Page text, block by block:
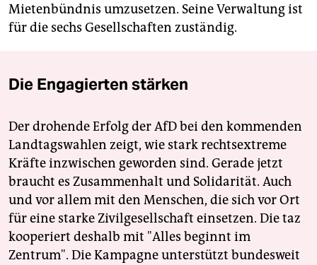
Mietenbündnis umzusetzen. Seine Verwaltung ist
für die sechs Gesellschaften zuständig.
Die Engagierten stärken
Der drohende Erfolg der AfD bei den kommenden
Landtagswahlen zeigt, wie stark rechtsextreme
Kräfte inzwischen geworden sind. Gerade jetzt
braucht es Zusammenhalt und Solidarität. Auch
und vor allem mit den Menschen, die sich vor Ort
für eine starke Zivilgesellschaft einsetzen. Die taz
kooperiert deshalb mit "Alles beginnt im
Zentrum". Die Kampagne unterstützt bundesweit